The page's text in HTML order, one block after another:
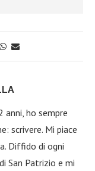
anni, ho sempre
scrivere. Mi piace
Diffido di ogni
San Patrizio e mi